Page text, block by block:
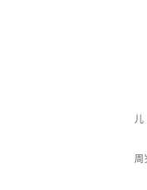
儿
周